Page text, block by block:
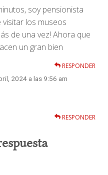
soy pensionista
los museos
de una vez! Ahora que
un gran bien
RESPONDER
2024 a las 9:56 am
RESPONDER